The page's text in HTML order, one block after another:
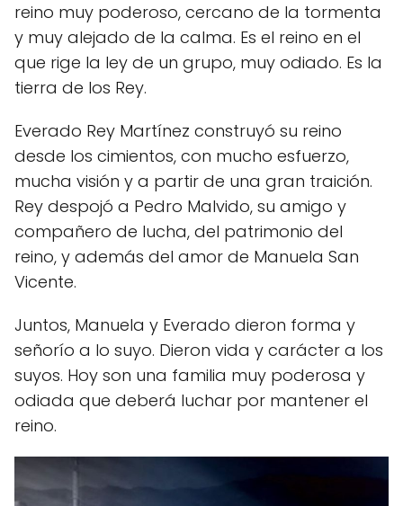
reino muy poderoso, cercano de la tormenta
y muy alejado de la calma. Es el reino en el
que rige la ley de un grupo, muy odiado. Es la
tierra de los Rey.
Everado Rey Martínez construyó su reino
desde los cimientos, con mucho esfuerzo,
mucha visión y a partir de una gran traición.
Rey despojó a Pedro Malvido, su amigo y
compañero de lucha, del patrimonio del
reino, y además del amor de Manuela San
Vicente.
Juntos, Manuela y Everado dieron forma y
señorío a lo suyo. Dieron vida y carácter a los
suyos. Hoy son una familia muy poderosa y
odiada que deberá luchar por mantener el
reino.